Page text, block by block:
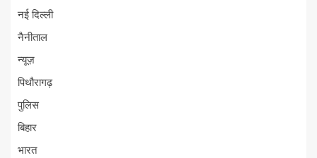
नई दिल्ली
नैनीताल
न्यूज़
पिथौरागढ़
पुलिस
बिहार
भारत